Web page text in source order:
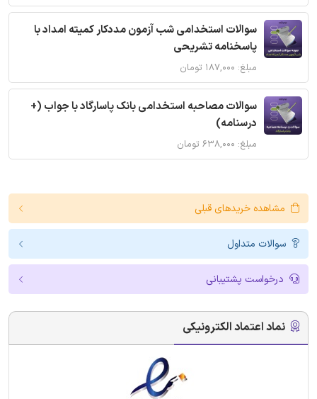
سوالات استخدامی شب آزمون مددکار کمیته امداد با
پاسخنامه تشریحی
مبلغ: ۱۸۷,۰۰۰ تومان
سوالات مصاحبه استخدامی بانک پاسارگاد با جواب (+
درسنامه)
مبلغ: ۶۳۸,۰۰۰ تومان
مشاهده خریدهای قبلی
سوالات متداول
درخواست پشتیبانی
نماد اعتماد الکترونیکی